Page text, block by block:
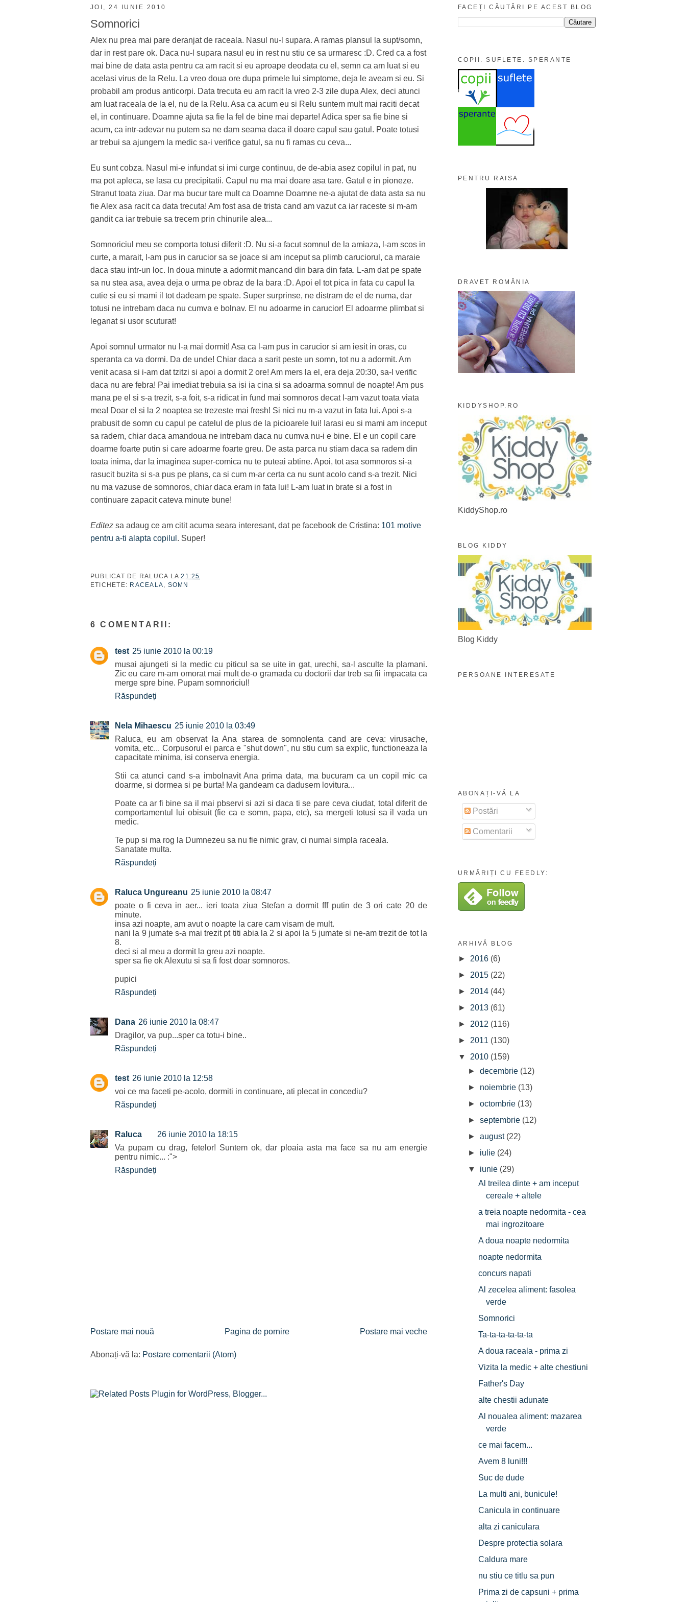
JOI, 24 IUNIE 2010
Somnorici
Alex nu prea mai pare deranjat de raceala. Nasul nu-l supara. A ramas plansul la supt/somn,
dar in rest pare ok. Daca nu-l supara nasul eu in rest nu stiu ce sa urmaresc :D. Cred ca a fost
mai bine de data asta pentru ca am racit si eu aproape deodata cu el, semn ca am luat si eu
acelasi virus de la Relu. La vreo doua ore dupa primele lui simptome, deja le aveam si eu. Si
probabil am produs anticorpi. Data trecuta eu am racit la vreo 2-3 zile dupa Alex, deci atunci
am luat raceala de la el, nu de la Relu. Asa ca acum eu si Relu suntem mult mai raciti decat
el, in continuare. Doamne ajuta sa fie la fel de bine mai departe! Adica sper sa fie bine si
acum, ca intr-adevar nu putem sa ne dam seama daca il doare capul sau gatul. Poate totusi
ar trebui sa ajungem la medic sa-i verifice gatul, sa nu fi ramas cu ceva...
Eu sunt cobza. Nasul mi-e infundat si imi curge continuu, de de-abia asez copilul in pat, nu
ma pot apleca, se lasa cu precipitatii. Capul nu ma mai doare asa tare. Gatul e in pioneze.
Stranut toata ziua. Dar ma bucur tare mult ca Doamne Doamne ne-a ajutat de data asta sa nu
fie Alex asa racit ca data trecuta! Am fost asa de trista cand am vazut ca iar raceste si m-am
gandit ca iar trebuie sa trecem prin chinurile alea...
Somnoriciul meu se comporta totusi diferit :D. Nu si-a facut somnul de la amiaza, l-am scos in
curte, a marait, l-am pus in carucior sa se joace si am inceput sa plimb caruciorul, ca maraie
daca stau intr-un loc. In doua minute a adormit mancand din bara din fata. L-am dat pe spate
sa nu stea asa, avea deja o urma pe obraz de la bara :D. Apoi el tot pica in fata cu capul la
cutie si eu si mami il tot dadeam pe spate. Super surprinse, ne distram de el de numa, dar
totusi ne intrebam daca nu cumva e bolnav. El nu adoarme in carucior! El adoarme plimbat si
leganat si usor scuturat!
Apoi somnul urmator nu l-a mai dormit! Asa ca l-am pus in carucior si am iesit in oras, cu
speranta ca va dormi. Da de unde! Chiar daca a sarit peste un somn, tot nu a adormit. Am
venit acasa si i-am dat tzitzi si apoi a dormit 2 ore! Am mers la el, era deja 20:30, sa-l verific
daca nu are febra! Pai imediat trebuia sa isi ia cina si sa adoarma somnul de noapte! Am pus
mana pe el si s-a trezit, s-a foit, s-a ridicat in fund mai somnoros decat l-am vazut toata viata
mea! Doar el si la 2 noaptea se trezeste mai fresh! Si nici nu m-a vazut in fata lui. Apoi s-a
prabusit de somn cu capul pe catelul de plus de la picioarele lui! Iarasi eu si mami am inceput
sa radem, chiar daca amandoua ne intrebam daca nu cumva nu-i e bine. El e un copil care
doarme foarte putin si care adoarme foarte greu. De asta parca nu stiam daca sa radem din
toata inima, dar la imaginea super-comica nu te puteai abtine. Apoi, tot asa somnoros si-a
rasucit buzita si s-a pus pe plans, ca si cum m-ar certa ca nu sunt acolo cand s-a trezit. Nici
nu ma vazuse de somnoros, chiar daca eram in fata lui! L-am luat in brate si a fost in
continuare zapacit cateva minute bune!
Editez sa adaug ce am citit acuma seara interesant, dat pe facebook de Cristina: 101 motive
pentru a-ti alapta copilul . Super!
PUBLICAT DE RALUCA LA21:25
ETICHETE: RACEALA SOMN
6 COMENTARII:
test 25 iunie 2010 la 00:19
musai ajungeti si la medic cu piticul sa se uite in gat, urechi, sa-l asculte la plamani.
Zic eu care m-am omorat mai mult de-o gramada cu doctorii dar treb sa fii impacata ca
merge spre bine. Pupam somnoriciul!
Răspundeți
Nela Mihaescu 25 iunie 2010 la 03:49
Raluca, eu am observat la Ana starea de somnolenta cand are ceva: virusache,
vomita, etc... Corpusorul ei parca e "shut down", nu stiu cum sa explic, functioneaza la
capacitate minima, isi conserva energia.
Stii ca atunci cand s-a imbolnavit Ana prima data, ma bucuram ca un copil mic ca
doarme, si dormea si pe burta! Ma gandeam ca dadusem lovitura...
Poate ca ar fi bine sa il mai pbservi si azi si daca ti se pare ceva ciudat, total diferit de
comportamentul lui obisuit (fie ca e somn, papa, etc), sa mergeti totusi sa il vada un
medic.
Te pup si ma rog la Dumnezeu sa nu fie nimic grav, ci numai simpla raceala.
Sanatate multa.
Răspundeți
Raluca Ungureanu 25 iunie 2010 la 08:47
poate o fi ceva in aer... ieri toata ziua Stefan a dormit fff putin de 3 ori cate 20 de
minute.
insa azi noapte, am avut o noapte la care cam visam de mult.
nani la 9 jumate s-a mai trezit pt titi abia la 2 si apoi la 5 jumate si ne-am trezit de tot la
8.
deci si al meu a dormit la greu azi noapte.
sper sa fie ok Alexutu si sa fi fost doar somnoros.
pupici
Răspundeți
Dana 26 iunie 2010 la 08:47
Dragilor, va pup...sper ca totu-i bine..
Răspundeți
test 26 iunie 2010 la 12:58
voi ce ma faceti pe-acolo, dormiti in continuare, ati plecat in concediu?
Răspundeți
Raluca
26 iunie 2010 la 18:15
Va pupam cu drag, fetelor! Suntem ok, dar ploaia asta ma face sa nu am energie
pentru nimic... :">
Răspundeți
Postare mai nouă Postare mai veche
Pagina de pornire
Abonați-vă la: Postare comentarii (Atom)
FACEȚI CĂUTĂRI PE ACEST BLOG
COPII. SUFLETE. SPERANTE
PENTRU RAISA
DRAVET ROMÂNIA
KIDDYSHOP.RO
KiddyShop.ro
BLOG KIDDY
Blog Kiddy
PERSOANE INTERESATE
ABONAȚI-VĂ LA
Postări
Comentarii
URMĂRIȚI CU FEEDLY:
ARHIVĂ BLOG
► 2016 (6)
► 2015 (22)
► 2014 (44)
► 2013 (61)
► 2012 (116)
► 2011 (130)
▼ 2010 (159)
►decembrie (12)
► noiembrie (13)
►octombrie (13)
►septembrie (12)
►august (22)
► iulie (24)
▼ iunie (29)
Al treilea dinte + am inceput
cereale + altele
a treia noapte nedormita - cea
mai ingrozitoare
A doua noapte nedormita
noapte nedormita
concurs napati
Al zecelea aliment: fasolea
verde
Somnorici
Ta-ta-ta-ta-ta-ta
A doua raceala - prima zi
Vizita la medic + alte chestiuni
Father's Day
alte chestii adunate
Al noualea aliment: mazarea
verde
ce mai facem...
Avem 8 luni!!!
Suc de dude
La multi ani, bunicule!
Canicula in continuare
alta zi caniculara
Despre protectia solara
Caldura mare
nu stiu ce titlu sa pun
Prima zi de capsuni + prima